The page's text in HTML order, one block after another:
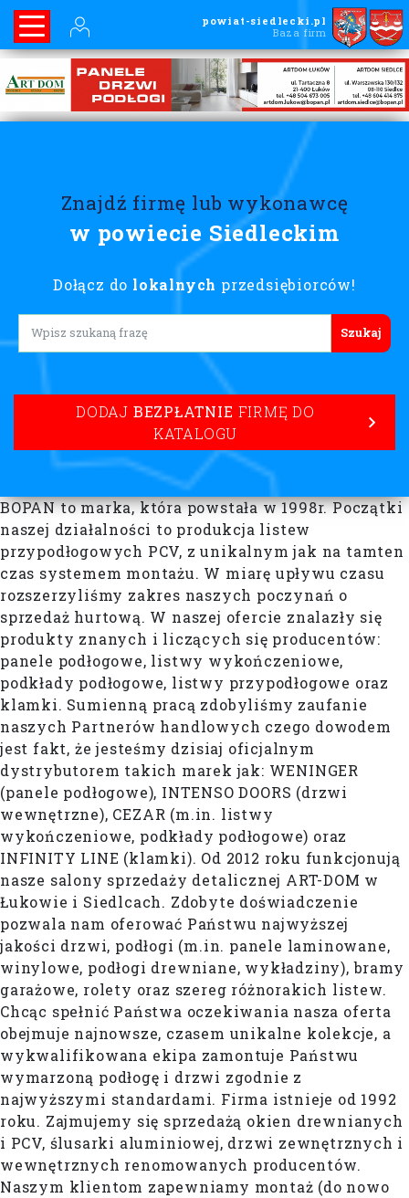
powiat-siedlecki.pl
Baza firm
Znajdź firmę lub wykonawcę
w powiecie Siedleckim
Dołącz do lokalnych przedsiębiorców!
Lorem ipsum
DODAJ BEZPŁATNIE FIRMĘ DO
KATALOGU
BOPAN to marka, która powstała w 1998r. Początki
naszej działalności to produkcja listew
przypodłogowych PCV, z unikalnym jak na tamten
czas systemem montażu. W miarę upływu czasu
rozszerzyliśmy zakres naszych poczynań o
sprzedaż hurtową. W naszej ofercie znalazły się
produkty znanych i liczących się producentów:
panele podłogowe, listwy wykończeniowe,
podkłady podłogowe, listwy przypodłogowe oraz
klamki. Sumienną pracą zdobyliśmy zaufanie
naszych Partnerów handlowych czego dowodem
jest fakt, że jesteśmy dzisiaj oficjalnym
dystrybutorem takich marek jak: WENINGER
(panele podłogowe), INTENSO DOORS (drzwi
wewnętrzne), CEZAR (m.in. listwy
wykończeniowe, podkłady podłogowe) oraz
INFINITY LINE (klamki). Od 2012 roku funkcjonują
nasze salony sprzedaży detalicznej ART-DOM w
Łukowie i Siedlcach. Zdobyte doświadczenie
pozwala nam oferować Państwu najwyższej
jakości drzwi, podłogi (m.in. panele laminowane,
winylowe, podłogi drewniane, wykładziny), bramy
garażowe, rolety oraz szereg różnorakich listew.
Chcąc spełnić Państwa oczekiwania nasza oferta
obejmuje najnowsze, czasem unikalne kolekcje, a
wykwalifikowana ekipa zamontuje Państwu
wymarzoną podłogę i drzwi zgodnie z
najwyższymi standardami. Firma istnieje od 1992
roku. Zajmujemy się sprzedażą okien drewnianych
i PCV, ślusarki aluminiowej, drzwi zewnętrznych i
wewnętrznych renomowanych producentów.
Naszym klientom zapewniamy montaż (do nowo